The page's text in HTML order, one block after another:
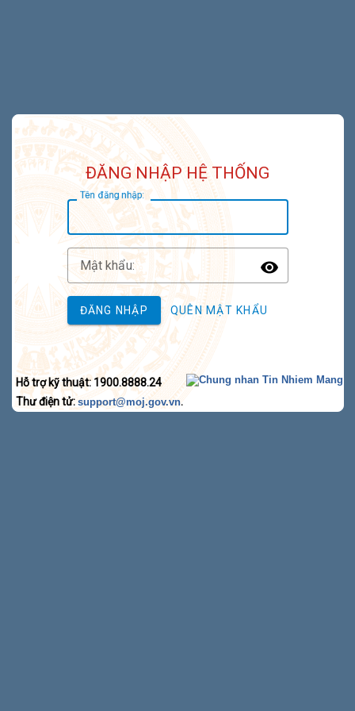
ĐĂNG NHẬP HỆ THỐNG
Tên đăng nhập:
Mật khẩu:
Toggle
ĐĂNG NHẬP QUÊN MẬT KHẨU
Hỗ trợ kỹ thuật: 1900.8888.24
Thư điện tử: support@moj.gov.vn.